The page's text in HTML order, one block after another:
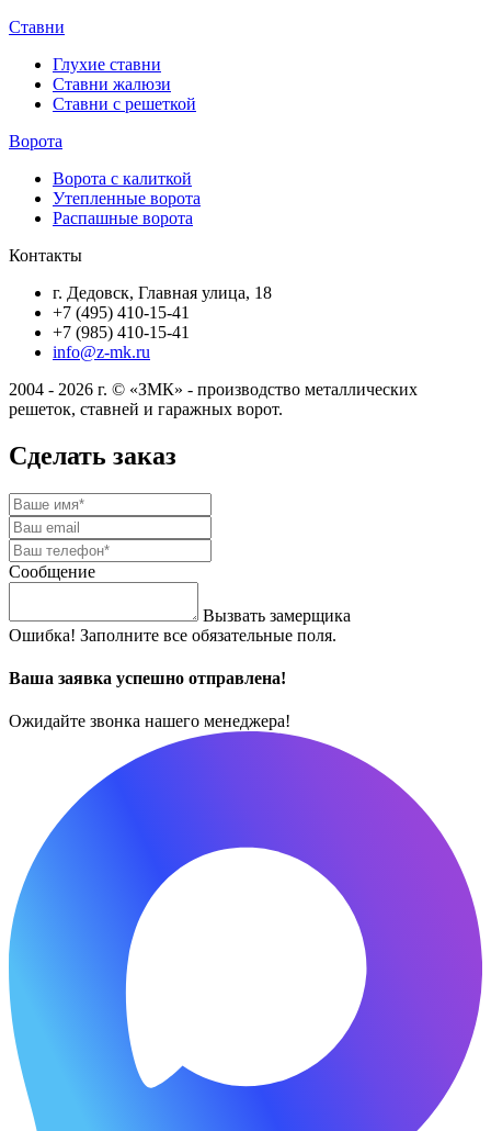
Ставни
Глухие ставни
Ставни жалюзи
Ставни с решеткой
Ворота
Ворота с калиткой
Утепленные ворота
Распашные ворота
Контакты
г. Дедовск, Главная улица, 18
+7 (495) 410-15-41
+7 (985) 410-15-41
info@z-mk.ru
2004 - 2026 г. © «ЗМК» - производство металлических
решеток, ставней и гаражных ворот.
Сделать заказ
Сообщение
Вызвать замерщика
Ошибка! Заполните все обязательные поля.
Ваша заявка успешно отправлена!
Ожидайте звонка нашего менеджера!